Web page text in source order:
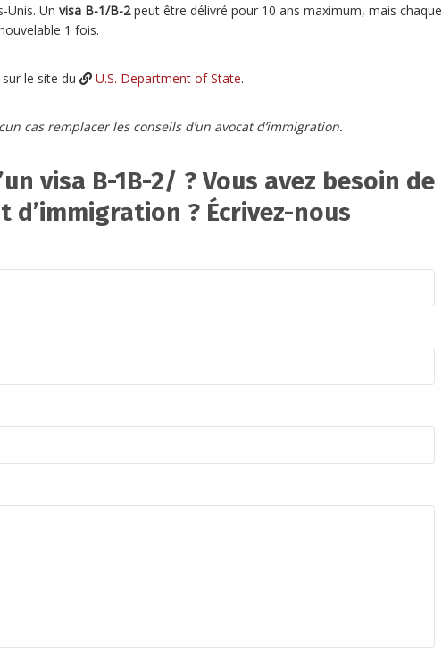
Unis. Un visa B-1/B-2peut être délivré pour 10 ans maximum, mais chaque
1 fois.
le site du U.S. Department of State.
cas remplacer les conseils d’un avocat d’immigration.
visa B-1B-2/ ? Vous avez besoin de
d’immigration ? Écrivez-nous